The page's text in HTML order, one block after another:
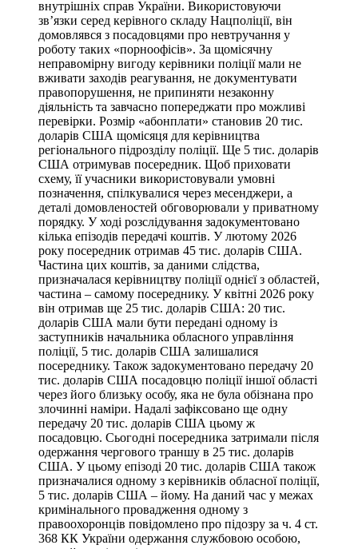
внутрішніх справ України. Використовуючи
зв’язки серед керівного складу Нацполіції, він
домовлявся з посадовцями про невтручання у
роботу таких «порноофісів». За щомісячну
неправомірну вигоду керівники поліції мали не
вживати заходів реагування, не документувати
правопорушення, не припиняти незаконну
діяльність та завчасно попереджати про можливі
перевірки. Розмір «абонплати» становив 20 тис.
доларів США щомісяця для керівництва
регіонального підрозділу поліції. Ще 5 тис. доларів
США отримував посередник. Щоб приховати
схему, її учасники використовували умовні
позначення, спілкувалися через месенджери, а
деталі домовленостей обговорювали у приватному
порядку. У ході розслідування задокументовано
кілька епізодів передачі коштів. У лютому 2026
року посередник отримав 45 тис. доларів США.
Частина цих коштів, за даними слідства,
призначалася керівництву поліції однієї з областей,
частина – самому посереднику. У квітні 2026 року
він отримав ще 25 тис. доларів США: 20 тис.
доларів США мали бути передані одному із
заступників начальника обласного управління
поліції, 5 тис. доларів США залишалися
посереднику. Також задокументовано передачу 20
тис. доларів США посадовцю поліції іншої області
через його близьку особу, яка не була обізнана про
злочинні наміри. Надалі зафіксовано ще одну
передачу 20 тис. доларів США цьому ж
посадовцю. Сьогодні посередника затримали після
одержання чергового траншу в 25 тис. доларів
США. У цьому епізоді 20 тис. доларів США також
призначалися одному з керівників обласної поліції,
5 тис. доларів США – йому. На даний час у межах
кримінального провадження одному з
правоохоронців повідомлено про підозру за ч. 4 ст.
368 КК України одержання службовою особою,